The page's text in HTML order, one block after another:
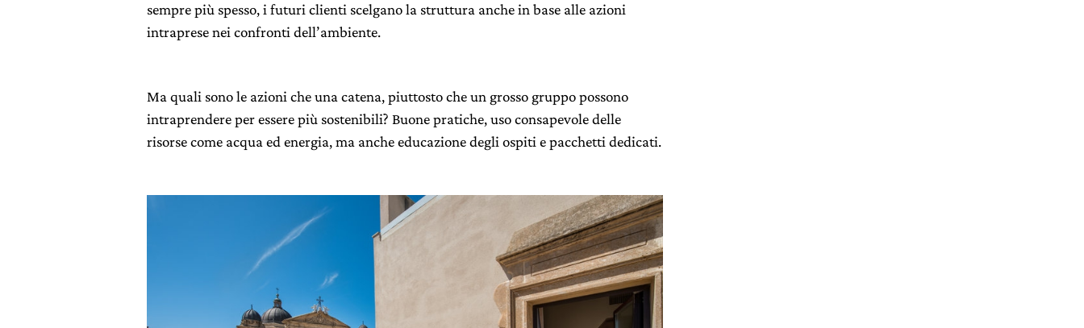
sempre più spesso, i futuri clienti scelgano la struttura anche in base alle azioni
intraprese nei confronti dell’ambiente.
Ma quali sono le azioni che una catena, piuttosto che un grosso gruppo possono
intraprendere per essere più sostenibili? Buone pratiche, uso consapevole delle
risorse come acqua ed energia, ma anche educazione degli ospiti e pacchetti dedicati.